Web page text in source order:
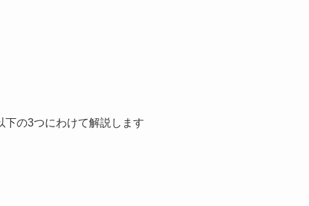
下の3つにわけて解説します